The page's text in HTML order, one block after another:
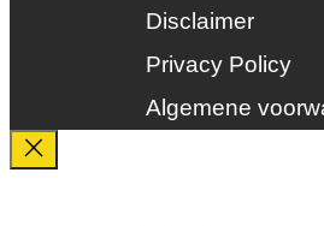
Duurzaamheid
Veiligheid
Disclaimer
Privacy Policy
Algemene